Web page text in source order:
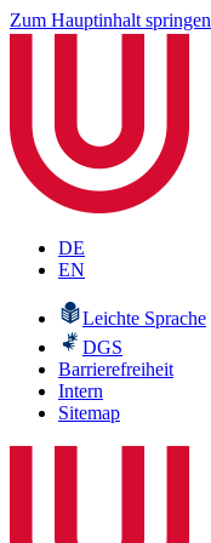
Zum Hauptinhalt springen
DE
EN
Leichte Sprache
DGS
Barrierefreiheit
Intern
Sitemap